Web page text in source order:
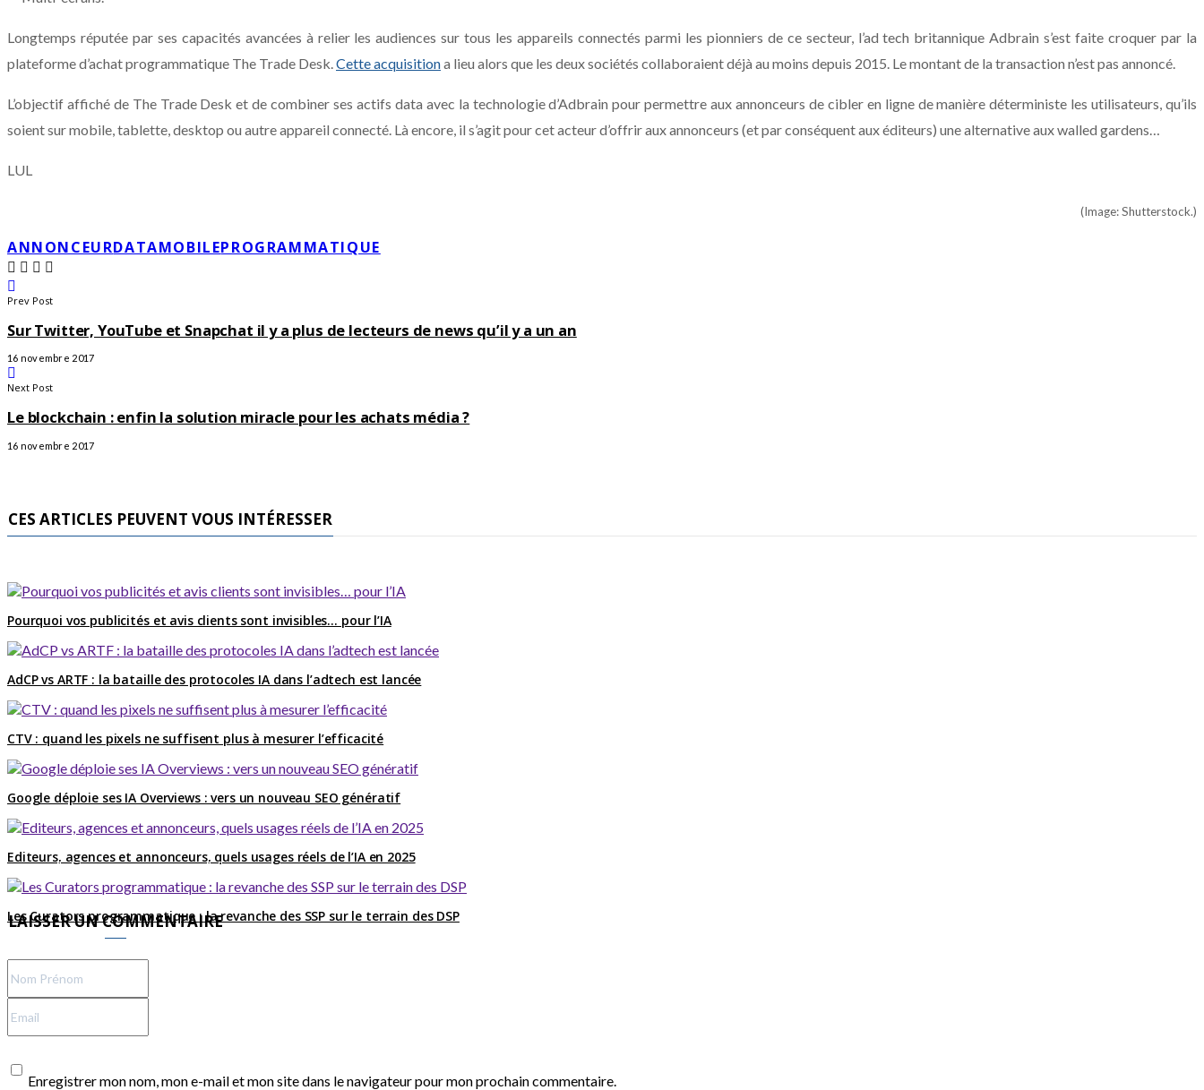
Longtemps réputée par ses capacités avancées à relier les audiences sur tous les appareils connectés parmi les pionniers de ce secteur, l’ad tech britannique Adbrain s’est faite croquer par la
plateforme d’achat programmatique The Trade Desk.Cette acquisitiona lieu alors que les deux sociétés collaboraient déjà au moins depuis 2015. Le montant de la transaction n’est pas annoncé.
L’objectif affiché de The Trade Desk et de combiner ses actifs data avec la technologie d’Adbrain pour permettre aux annonceurs de cibler en ligne de manière déterministe les utilisateurs, qu’ils
soient sur mobile, tablette, desktop ou autre appareil connecté. Là encore, il s’agit pour cet acteur d’offrir aux annonceurs (et par conséquent aux éditeurs) une alternative aux walled gardens…
LUL
(Image: Shutterstock.)
ANNONCEURDATAMOBILEPROGRAMMATIQUE
Prev Post
Sur Twitter, YouTube et Snapchat il y a plus de lecteurs de news qu’il y a un an
16 novembre 2017
Next Post
Le blockchain : enfin la solution miracle pour les achats média ?
16 novembre 2017
CES ARTICLES PEUVENT VOUS INTÉRESSER
Pourquoi vos publicités et avis clients sont invisibles… pour l’IA
AdCP vs ARTF : la bataille des protocoles IA dans l’adtech est lancée
CTV : quand les pixels ne suffisent plus à mesurer l’efficacité
Google déploie ses IA Overviews : vers un nouveau SEO génératif
Editeurs, agences et annonceurs, quels usages réels de l’IA en 2025
Les Curators programmatique : la revanche des SSP sur le terrain des DSP
LAISSER UN COMMENTAIRE
Enregistrer mon nom, mon e-mail et mon site dans le navigateur pour mon prochain commentaire.